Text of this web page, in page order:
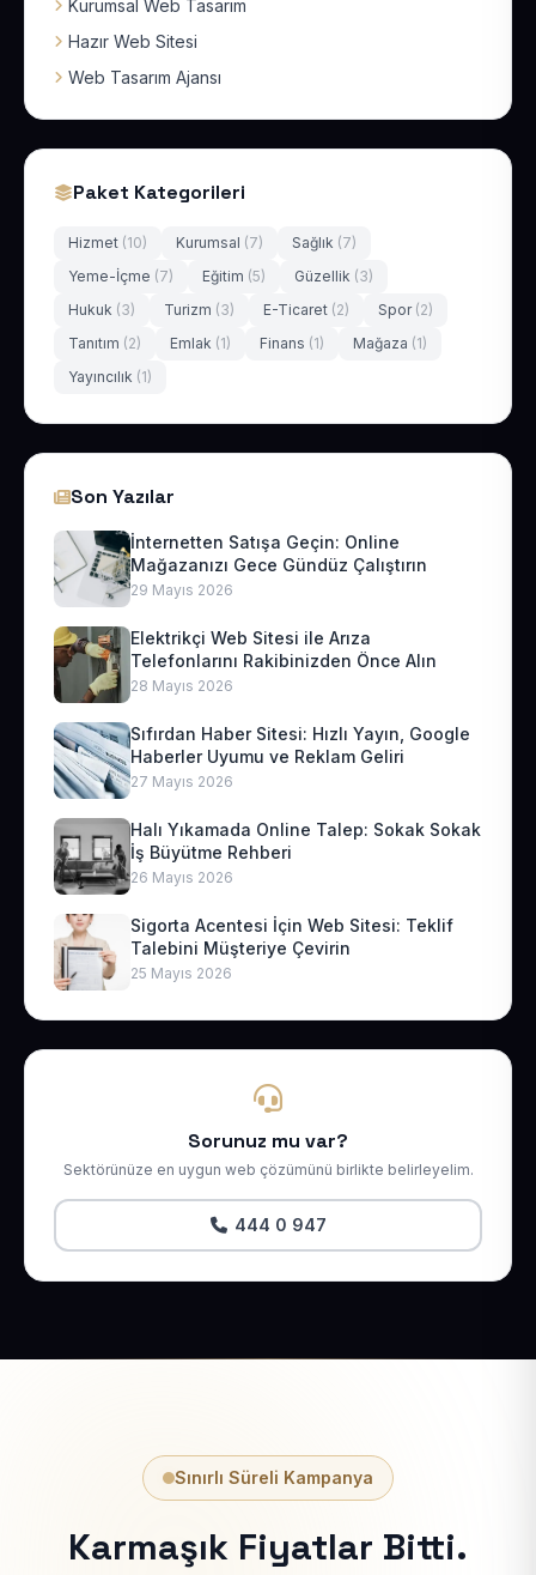
Kurumsal Web Tasarım
Hazır Web Sitesi
Web Tasarım Ajansı
Paket Kategorileri
Hizmet (10) Kurumsal (7) Sağlık (7)
Yeme-İçme (7) Eğitim (5) Güzellik (3)
Hukuk (3) Turizm (3) E-Ticaret (2) Spor (2)
Tanıtım (2) Emlak (1) Finans (1) Mağaza (1)
Yayıncılık (1)
Son Yazılar
İnternetten Satışa Geçin: Online
Mağazanızı Gece Gündüz Çalıştırın
29 Mayıs 2026
Elektrikçi Web Sitesi ile Arıza
Telefonlarını Rakibinizden Önce Alın
28 Mayıs 2026
Sıfırdan Haber Sitesi: Hızlı Yayın, Google
Haberler Uyumu ve Reklam Geliri
27 Mayıs 2026
Halı Yıkamada Online Talep: Sokak Sokak
İş Büyütme Rehberi
26 Mayıs 2026
Sigorta Acentesi İçin Web Sitesi: Teklif
Talebini Müşteriye Çevirin
25 Mayıs 2026
Sorunuz mu var?
Sektörünüze en uygun web çözümünü birlikte belirleyelim.
444 0 947
Sınırlı Süreli Kampanya
Karmaşık Fiyatlar Bitti.